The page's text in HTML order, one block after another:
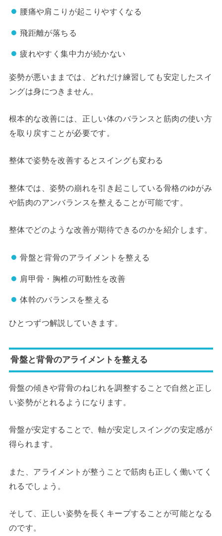
腰痛や肩こりが起こりやすくなる
飛距離が落ちる
疲れやすく集中力が続かない
姿勢が悪いままでは、どれだけ練習しても安定したスイ
ングは身につきません。
根本的な改善には、正しい体のバランスと筋肉の使い方
を取り戻すことが必要です。
整体で姿勢を改善するとスイングも変わる
整体では、姿勢の崩れを引き起こしている骨格のゆがみ
や筋肉のアンバランスを整えることが可能です。
整体でどのような改善が期待できるのかを紹介します。
骨盤と背骨のアライメントを整える
肩甲骨・胸椎の可動性を改善
体幹のバランスを整える
ひとつずつ解説していきます。
骨盤と背骨のアライメントを整える
骨盤の傾きや背骨のねじれを調整することで自然と正し
い姿勢がとれるようになります。
骨盤が安定することで、軸が安定しスイングの安定感が
得られます。
また、アライメントが整うことで筋肉も正しく働いてく
れるでしょう。
そして、正しい姿勢を長くキープすることが可能となる
のです。